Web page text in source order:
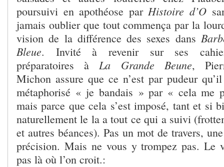
poursuivi en apothéose par Histoire d’O
jamais oublier que tout commença par la
vision de la différence des sexes dans
Bleue. Invité à revenir sur ses
préparatoires àLa Grande Beune,
Michon assure que ce n’est par pudeur
métaphorisé « je bandais » par « cela me
mais parce que cela s’est imposé, tant et si
naturellement le la a tout ce qui a suivi
et autres béances). Pas un mot de travers,
précision. Mais ne vous y trompez pas. Le
pas là où l’on croit.: